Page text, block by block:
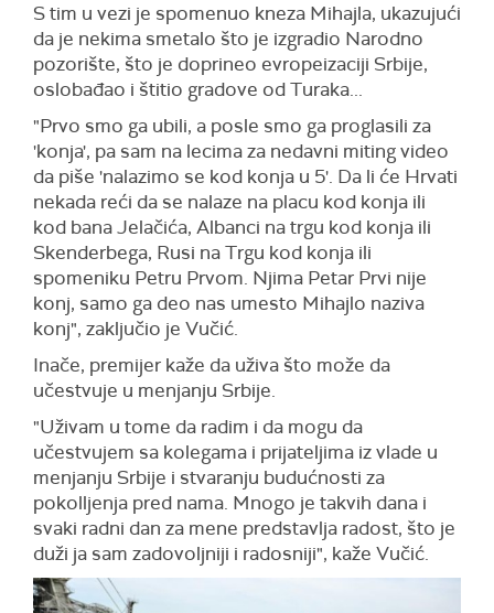
S tim u vezi je spomenuo kneza Mihajla, ukazujući
da je nekima smetalo što je izgradio Narodno
pozorište, što je doprineo evropeizaciji Srbije,
oslobađao i štitio gradove od Turaka...
"Prvo smo ga ubili, a posle smo ga proglasili za
'konja', pa sam na lecima za nedavni miting video
da piše 'nalazimo se kod konja u 5'. Da li će Hrvati
nekada reći da se nalaze na placu kod konja ili
kod bana Jelačića, Albanci na trgu kod konja ili
Skenderbega, Rusi na Trgu kod konja ili
spomeniku Petru Prvom. Njima Petar Prvi nije
konj, samo ga deo nas umesto Mihajlo naziva
konj", zaključio je Vučić.
Inače, premijer kaže da uživa što može da
učestvuje u menjanju Srbije.
"Uživam u tome da radim i da mogu da
učestvujem sa kolegama i prijateljima iz vlade u
menjanju Srbije i stvaranju budućnosti za
pokolljenja pred nama. Mnogo je takvih dana i
svaki radni dan za mene predstavlja radost, što je
duži ja sam zadovoljniji i radosniji", kaže Vučić.